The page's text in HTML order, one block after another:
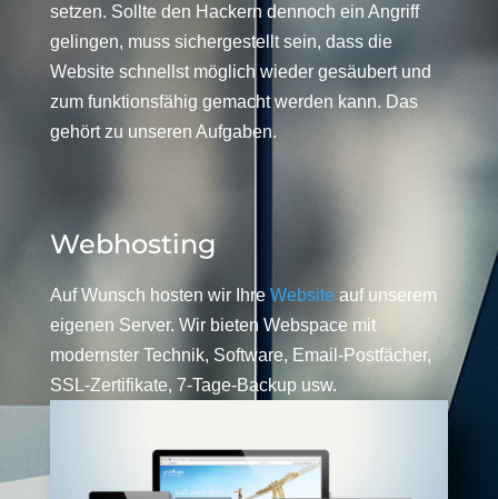
setzen. Sollte den Hackern dennoch ein Angriff
gelingen, muss sichergestellt sein, dass die
Website schnellst möglich wieder gesäubert und
zum funktionsfähig gemacht werden kann. Das
gehört zu unseren Aufgaben.
Webhosting
Auf Wunsch hosten wir Ihre Website auf unserem
eigenen Server. Wir bieten Webspace mit
modernster Technik, Software, Email-Postfächer,
SSL-Zertifikate, 7-Tage-Backup usw.